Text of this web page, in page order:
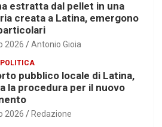
estratta dal pellet in una
creata a Latina, emergono
2026 Antonio Gioia
POLITICA
pubblico locale di Latina,
la procedura per il nuovo
2026 Redazione